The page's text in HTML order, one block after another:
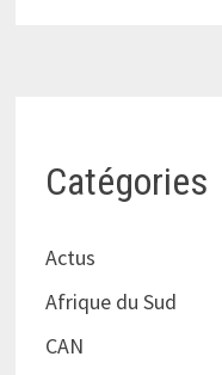
Catégories
Actus
Afrique du Sud
CAN